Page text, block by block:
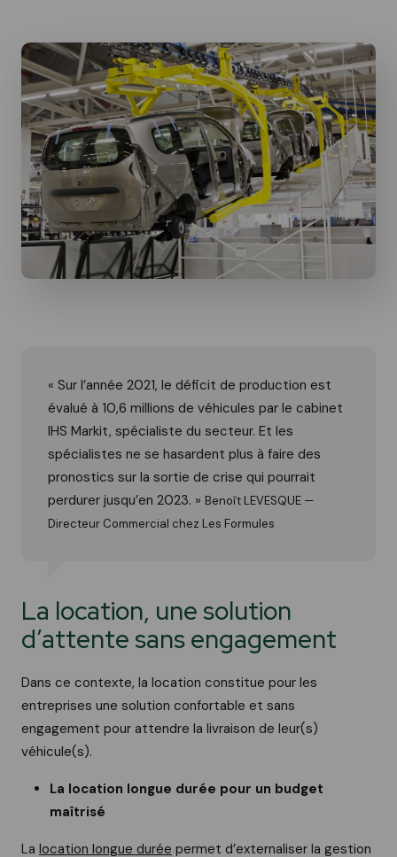
« Sur l’année 2021, le déficit de production est
évalué à 10,6 millions de véhicules par le cabinet
IHS Markit, spécialiste du secteur. Et les
spécialistes ne se hasardent plus à faire des
pronostics sur la sortie de crise qui pourrait
perdurer jusqu’en 2023. » Benoît LEVESQUE —
Directeur Commercial chez Les Formules
La location, une solution
d’attente sans engagement
Dans ce contexte, la location constitue pour les
entreprises une solution confortable et sans
engagement pour attendre la livraison de leur(s)
véhicule(s).
La location longue durée pour un budget
maîtrisé
La location longue durée permet d’externaliser la gestion